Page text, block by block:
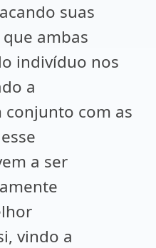
suas
ambas
indivíduo nos
a
conjunto com as
a ser
vindo a